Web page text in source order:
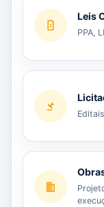
Leis
PPA,